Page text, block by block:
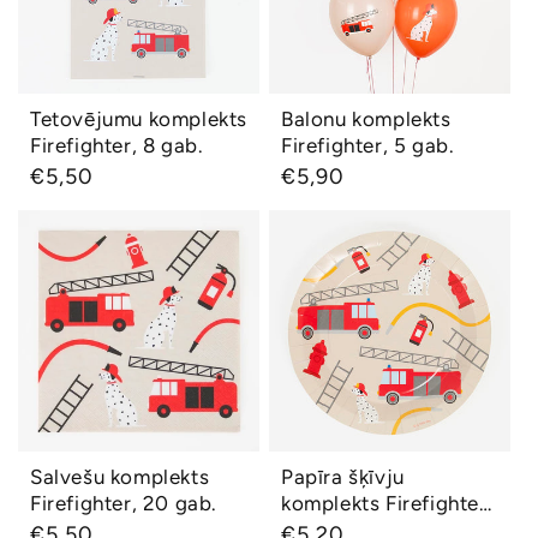
Ātrs skats
Tetovējumu komplekts
Firefighter, 8 gab.
Parastā
€5,50
Ātrs skats
Balonu komplekts
Firefighter, 5 gab.
Parastā
€5,90
Salvešu komplekts
Firefighter, 20 gab.
Ātrs skats
Salvešu komplekts
Firefighter, 20 gab.
Papīra šķīvju
komplekts
Firefighter, 8 gab.
Ātrs skats
Papīra šķīvju
komplekts Firefighter,
8 gab.